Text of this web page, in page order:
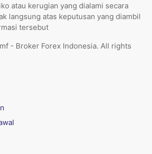
atau kerugian yang dialami secara
langsung atas keputusan yang diambil
tersebut
- Broker Forex Indonesia. All rights